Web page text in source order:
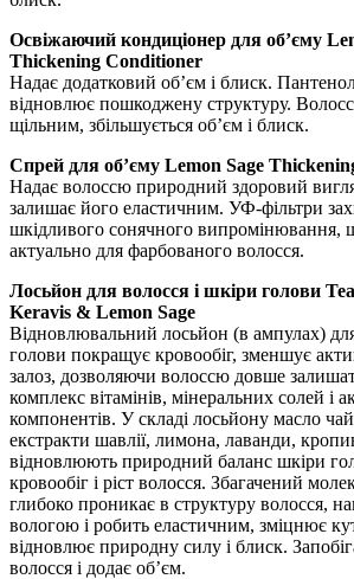
Освіжаючий кондиціонер для об’єму
Thickening Conditioner
Надає додатковий об’єм і блиск.
відновлює пошкоджену структуру.
щільним, збільшується об’єм і блиск.
Спрей для об’єму Lemon Sage
Надає волоссю природний здоровий
залишає його еластичним. УФ-фільтри
шкідливого сонячного випромінювання,
актуально для фарбованого волосся.
Лосьйон для волосся і шкіри голови
Keravis & Lemon Sage
Відновлювальний лосьйон (в ампулах)
голови покращує кровообіг, зменшує
залоз, дозволяючи волоссю довше
комплекс вітамінів, мінеральних солей і
компонентів. У складі лосьйону масло
екстракти шавлії, лимона, лаванди,
відновлюють природний баланс шкіри
кровообіг і ріст волосся. Збагачений
глибоко проникає в структуру волосся,
вологою і робить еластичним, зміцнює
відновлює природну силу і блиск.
волосся і додає об’єм.